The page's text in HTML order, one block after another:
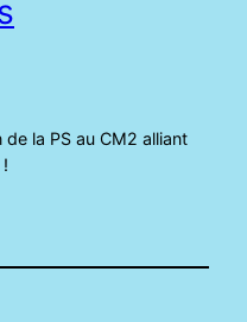
la PS au CM2 alliant